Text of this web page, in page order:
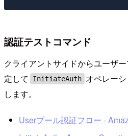
認証テストコマンド
クライアントサイドからユーザ
定して
InitiateAuth オペレー
します。
Userプール認証フロー -